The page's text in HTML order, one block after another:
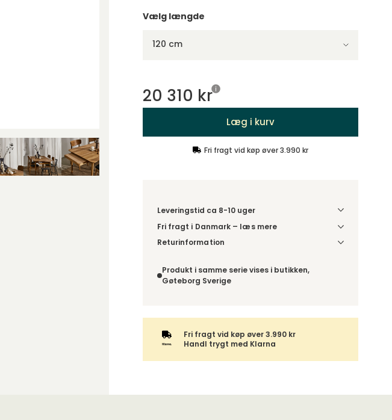
Vælg længde
120 cm
20 310 kr
Læg i kurv
Fri fragt vid køp øver 3.990 kr
Leveringstid ca 8-10 uger
Fri fragt i Danmark – læs mere
Denne vare leveres til din dør/tomtgrænse. Inden
varen sammen med andre produkter, sendes
hele ordren samlet.
Returinformation
der ikke fortrydelsesret.
Produkt i samme serie vises i butikken,
Gøteborg Sverige
Fri fragt vid køp øver 3.990 kr
Handl trygt med Klarna